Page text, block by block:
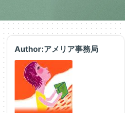
Author:アメリア事務局